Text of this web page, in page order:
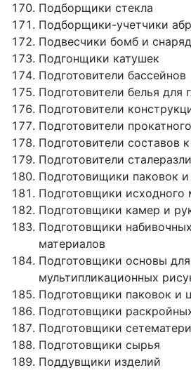
Подборщики стекла
Подборщики-учетчики
Подвесчики бомб и
Подгонщики катушек
Подготовители бассейнов
Подготовители белья для
Подготовители
Подготовители
Подготовители составов
Подготовители
Подготовищики паковок
Подготовщики исходного
Подготовщики камер и
Подготовщики
материалов
Подготовщики основы для
мультипликационных
Подготовщики паковок и
Подготовщики
Подготовщики
Подготовщики сырья
Поддувщики изделий